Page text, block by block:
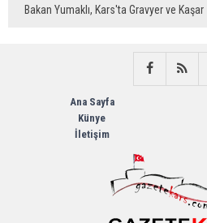
Enjeksiyon Uygulamasının Karşılaştırması
Bakan Yumaklı, Kars'ta Gravyer ve Kaşar
Ana Sayfa
Künye
İletişim